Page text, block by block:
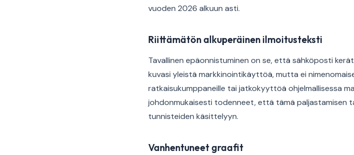
vuoden 2026 alkuun asti.
Riittämätön alkuperäinen ilmoitusteksti
Tavallinen epäonnistuminen on se, että sähköposti
kuvasi yleistä markkinointikäyttöä, mutta ei
ratkaisukumppaneille tai jatkokyyttöä ohjelmallisessa
johdonmukaisesti todenneet, että tämä paljastamisen
tunnisteiden käsittelyyn.
Vanhentuneet graafit